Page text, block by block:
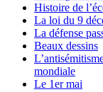
Histoire de
La loi du 9
La défense
Beaux dessins
mondiale
Le 1er mai